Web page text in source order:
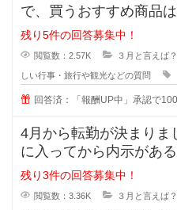
で、買うおすすめ商品
るセールですが、必ず買
残り5件の回答募集中！
閲覧数：2.57K ３月と言えば
しい行事・旅行や観光などの質問
回答済：「報酬UP中」承認で
4月から転勤が決まりま
に入ってから内示があ
厚意でこっそり教えても
残り3件の回答募集中！
閲覧数：3.36K ３月と言えば